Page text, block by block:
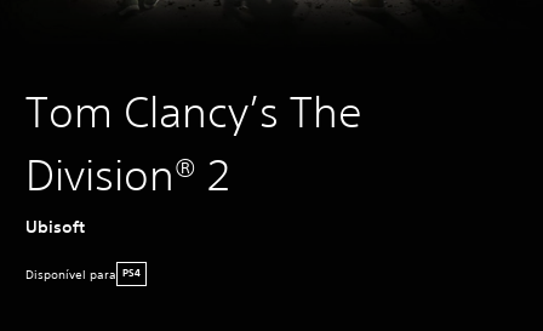
Tom Clancy’s The
Division® 2
Ubisoft
Disponível para PS4